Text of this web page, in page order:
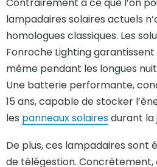
lampadaires solaires actuels
homologues classiques. Les
Fonroche Lighting
même pendant les longues
Une batterie performante,
15 ans, capable de stocker
les panneaux solairesdurant la
De plus, ces lampadaires sont
de télégestion.